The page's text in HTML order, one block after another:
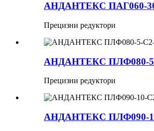
АНДАНТЕКС ПАГ060-
Прецизни редуктори
АНДАНТЕКС ПЛФ080-
Прецизни редуктори
АНДАНТЕКС ПЛФ090-